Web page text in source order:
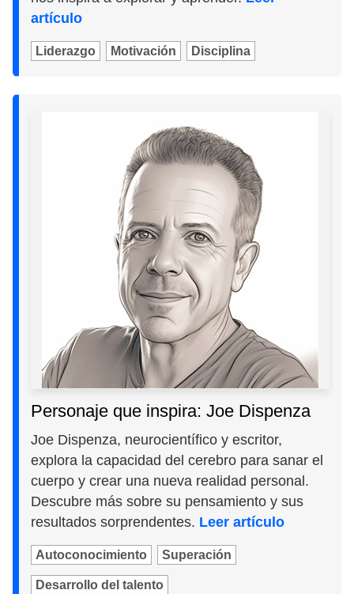
artículo
Liderazgo Motivación Disciplina
Personaje que inspira: Joe Dispenza
Joe Dispenza, neurocientífico y escritor,
explora la capacidad del cerebro para sanar el
cuerpo y crear una nueva realidad personal.
Descubre más sobre su pensamiento y sus
resultados sorprendentes. Leer artículo
Autoconocimiento Superación
Desarrollo del talento